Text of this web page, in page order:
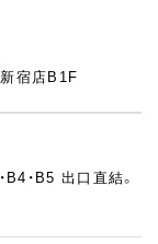
宿店B1F
・B5 出口直結。